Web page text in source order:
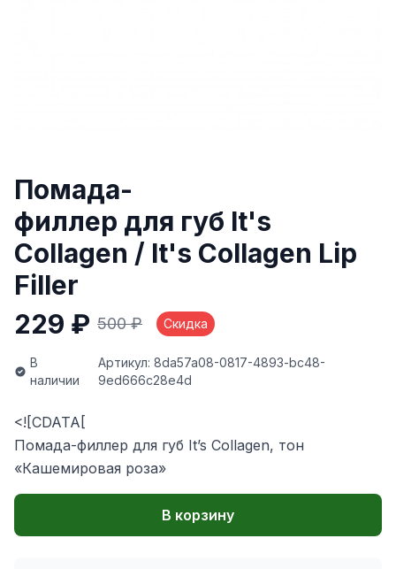
Помада-
филлер для губ It's
Сollagen / It's Collagen Lip
Filler
229 ₽ 500 ₽ Скидка
В
наличии
Артикул: 8da57a08-0817-4893-bc48-
9ed666c28e4d
<![CDATA[
Помада-филлер для губ It’s Collagen, тон
«Кашемировая роза»
В корзину